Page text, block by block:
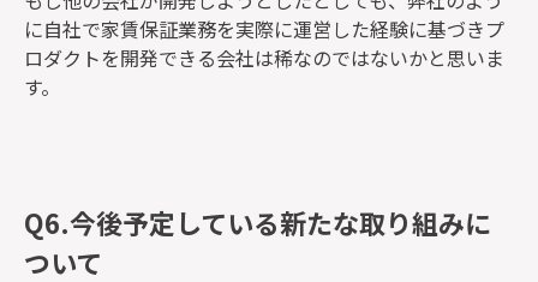
に自社で家賃保証業務を実際に運営した経験に基づきプ
ロダクトを開発できる会社は稀なのではないかと思いま
す。
Q6.今後予定している新たな取り組みに
ついて